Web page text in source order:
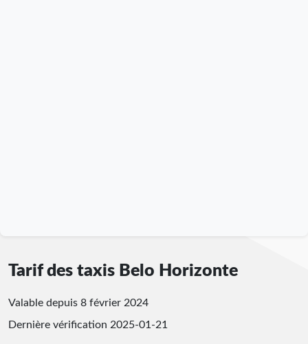
Tarif des taxis Belo Horizonte
Valable depuis 8 février 2024
Dernière vérification 2025-01-21